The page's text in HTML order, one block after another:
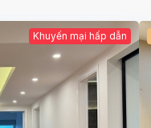
Khuyến mại hấp dẫn